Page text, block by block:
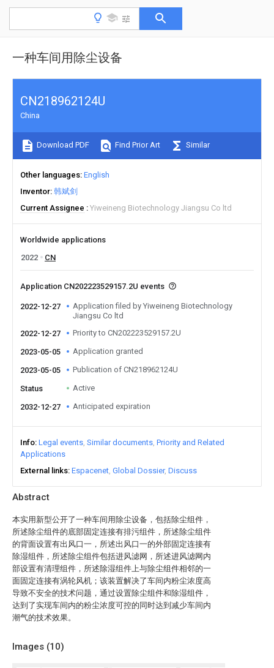
一种车间用除尘设备
Abstract
本实用新型公开了一种车间用除尘设备，包括除尘组件，
所述除尘组件的底部固定连接有排污组件，所述除尘组件
的背面设置有出风口一，所述出风口一的外部固定连接有
除湿组件，所述除尘组件包括进风滤网，所述进风滤网内
部设置有清理组件，所述除湿组件上与除尘组件相邻的一
面固定连接有涡轮风机；该装置解决了车间内粉尘浓度高
导致不安全的技术问题，通过设置除尘组件和除湿组件，
达到了实现车间内的粉尘浓度可控的同时达到减少车间内
潮气的技术效果。
Images (10)
CN218962124U
China
Download PDF Find Prior Art Similar
Other languages English
Inventor 韩斌剑
Current Assignee
Yiweineng Biotechnology Jiangsu Co ltd
Worldwide applications
2022
CN
Application CN202223529157.2U events
2022-12-27
Application filed by Yiweineng Biotechnology
Jiangsu Co ltd
2022-12-27
Priority to CN202223529157.2U
2023-05-05 Application granted
2023-05-05 Publication of CN218962124U
Status Active
2032-12-27 Anticipated expiration
Info Legal events Similar documents Priority and Related
Applications
External links Espacenet Global Dossier Discuss